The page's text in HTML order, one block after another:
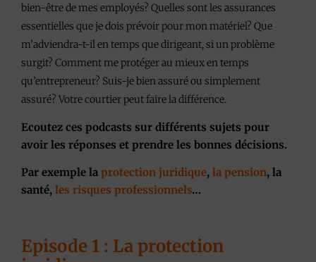
bien-être de mes employés? Quelles sont les assurances
essentielles que je dois prévoir pour mon matériel? Que
m’adviendra-t-il en temps que dirigeant, si un problème
surgit? Comment me protéger au mieux en temps
qu’entrepreneur? Suis-je bien assuré ou simplement
assuré? Votre courtier peut faire la différence.
Ecoutez ces podcasts sur différents sujets pour
avoir les réponses et prendre les bonnes décisions.
Par exemple la protection juridique, la pension, la
santé, les risques professionnels…
Episode 1 : La protection